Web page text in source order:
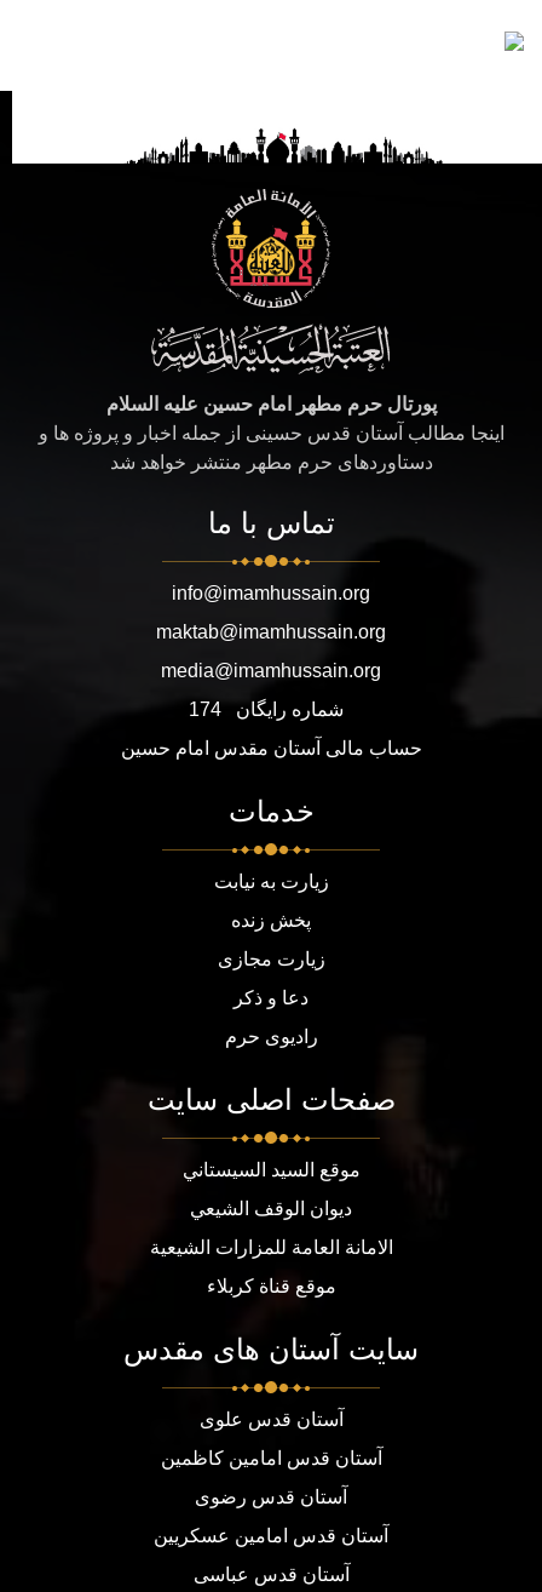
پورتال حرم مطهر امام حسین علیه السلام
اینجا مطالب آستان قدس حسینی از جمله اخبار و پروژه ها و
دستاوردهای حرم مطهر منتشر خواهد شد
تماس با ما
info@imamhussain.org
maktab@imamhussain.org
media@imamhussain.org
شماره رایگان
174
حساب مالی آستان مقدس امام حسین
خدمات
زیارت به نیابت
پخش زنده
زیارت مجازی
دعا و ذکر
رادیوی حرم
صفحات اصلی سایت
موقع السيد السيستاني
ديوان الوقف الشيعي
الامانة العامة للمزارات الشيعية
موقع قناة كربلاء
سایت آستان های مقدس
آستان قدس علوی
آستان قدس امامین کاظمین
آستان قدس رضوی
آستان قدس امامین عسکریین
آستان قدس عباسی